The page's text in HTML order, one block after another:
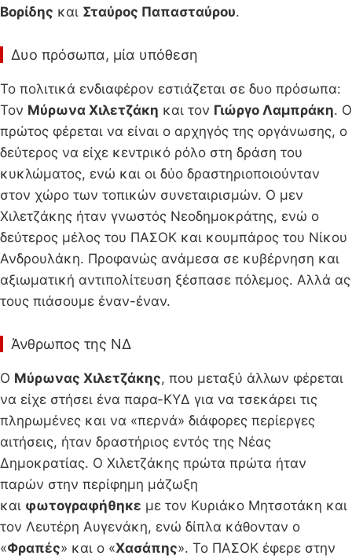
Βορίδης και Σταύρος Παπασταύρου.
Δυο πρόσωπα, μία υπόθεση
Το πολιτικά ενδιαφέρον εστιάζεται σε δυο πρόσωπα:
Τον Μύρωνα Χιλετζάκη και τον Γιώργο Λαμπράκη. Ο
πρώτος φέρεται να είναι ο αρχηγός της οργάνωσης, ο
δεύτερος να είχε κεντρικό ρόλο στη δράση του
κυκλώματος, ενώ και οι δύο δραστηριοποιούνταν
στον χώρο των τοπικών συνεταιρισμών. Ο μεν
Χιλετζάκης ήταν γνωστός Νεοδημοκράτης, ενώ ο
δεύτερος μέλος του ΠΑΣΟΚ και κουμπάρος του Νίκου
Ανδρουλάκη. Προφανώς ανάμεσα σε κυβέρνηση και
αξιωματική αντιπολίτευση ξέσπασε πόλεμος. Αλλά ας
τους πιάσουμε έναν-έναν.
Άνθρωπος της ΝΔ
Ο Μύρωνας Χιλετζάκης, που μεταξύ άλλων φέρεται
να είχε στήσει ένα παρα-ΚΥΔ για να τσεκάρει τις
πληρωμένες και να «περνά» διάφορες περίεργες
αιτήσεις, ήταν δραστήριος εντός της Νέας
Δημοκρατίας. Ο Χιλετζάκης πρώτα πρώτα ήταν
παρών στην περίφημη μάζωξη
και φωτογραφήθηκε με τον Κυριάκο Μητσοτάκη και
τον Λευτέρη Αυγενάκη, ενώ δίπλα κάθονταν ο
«Φραπές» και ο «Χασάπης». Το ΠΑΣΟΚ έφερε στην